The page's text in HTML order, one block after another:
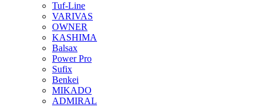
Tuf-Line
VARIVAS
OWNER
KASHIMA
Balsax
Power Pro
Sufix
Benkei
MIKADO
ADMIRAL